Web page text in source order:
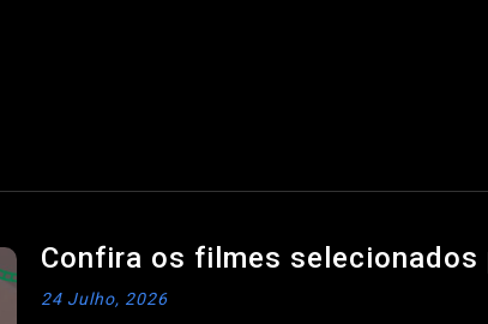
Confira os filmes selecionados
24 Julho, 2026